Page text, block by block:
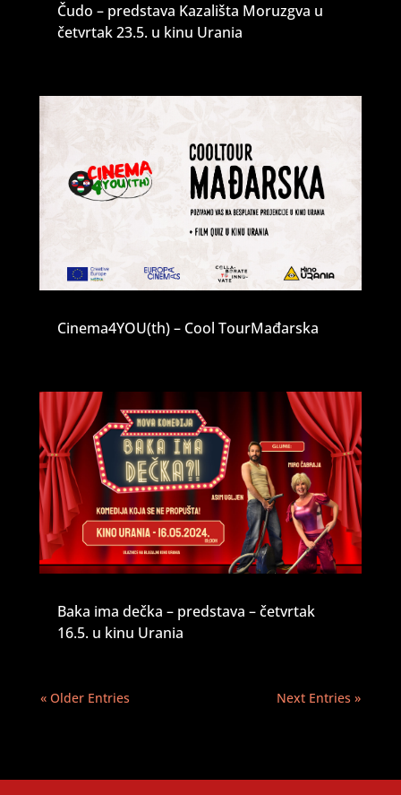
Čudo – predstava Kazališta Moruzgva u
četvrtak 23.5. u kinu Urania
Cinema4YOU(th) – Cool TourMađarska
Baka ima dečka – predstava – četvrtak
16.5. u kinu Urania
« Older Entries Next Entries »